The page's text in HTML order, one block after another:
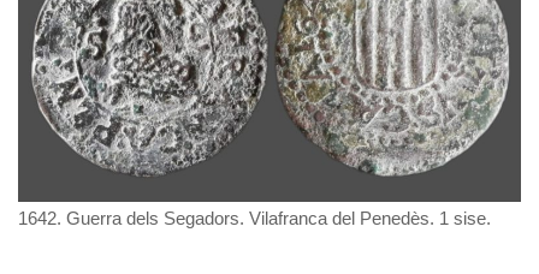
1642. Guerra dels Segadors. Vilafranca del Penedès. 1 sise.